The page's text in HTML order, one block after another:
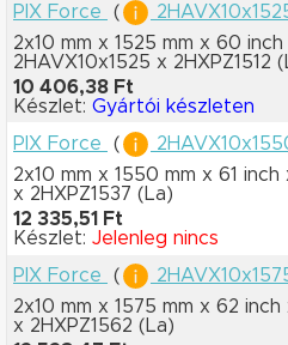
PIX Force
(
2x10 mm x 1525 mm x 60 inch
2HAVX10x1525 x 2HXPZ1512
10 406,38 Ft
Készlet: Gyártói készleten
PIX Force
(
2x10 mm x 1550 mm x 61 inch
x 2HXPZ1537 (La)
12 335,51 Ft
Készlet: Jelenleg nincs
PIX Force
(
2x10 mm x 1575 mm x 62 inch
x 2HXPZ1562 (La)